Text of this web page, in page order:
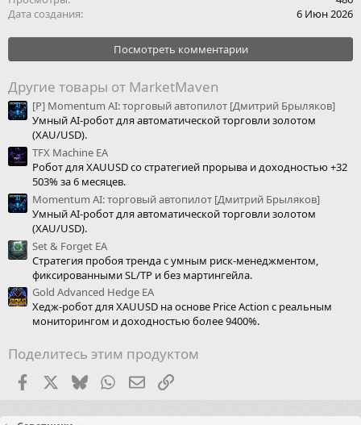
Дата создания
6 Июн 2026
Посмотреть комментарии
Другие товары от MarketMaven
[Р] Momentum AI: торговый автопилот [Дмитрий Брыляков]
Умный AI-робот для автоматической торговли золотом
(XAU/USD).
TFX Machine EA
Робот для XAUUSD со стратегией прорыва и доходностью +32
503% за 6 месяцев.
Momentum AI: торговый автопилот [Дмитрий Брыляков]
Умный AI-робот для автоматической торговли золотом
(XAU/USD).
Set & Forget EA
Стратегия пробоя тренда с умным риск-менеджментом,
фиксированными SL/TP и без мартингейла.
Gold Advanced Hedge EA
Хедж-робот для XAUUSD на основе Price Action с реальным
мониторингом и доходностью более 9400%.
Поделитесь этим продуктом
FacebookX (Twitter)
BlueskyWhatsApp
Электронная почта
Ссылка